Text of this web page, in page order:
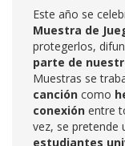
Este año se
Muestra de
protegerlos,
parte de
Muestras se
canción como
conexión entre
vez, se pretende
estudiantes